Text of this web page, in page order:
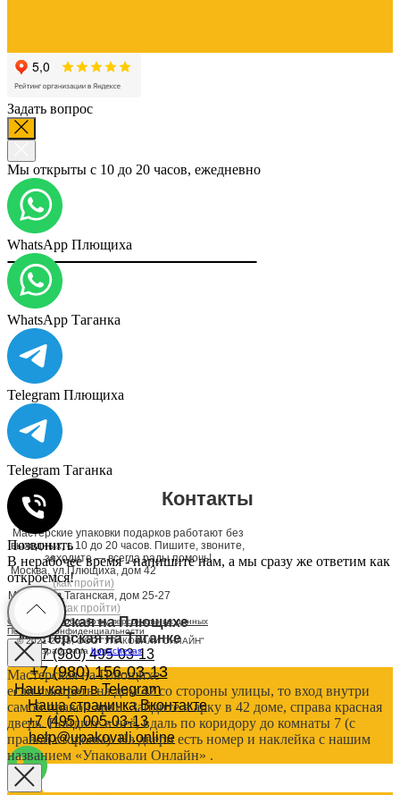
Контакты
Мастерские упаковки подарков работают без
выходных, с 10 до 20 часов. Пишите, звоните,
заходите — всегда рады помочь!
Москва, ул.Плющиха, дом 42
(как пройти)
Москва, ул.Таганская, дом 25-27
(как пройти)
Мастерская на Плющихе
Мастерская на Таганке
+7 (980) 495-03-13
+7 (980) 156-03-13
Наш канал в Telegram
Наша страничка Вконтакте
+7 (495) 005-03-13
help@upakovali.online
Согласие на обработку персональных данных
Политика конфиденциальности
© 2021-2025, ООО "УПАКОВАЛИ ОНЛАЙН"
Сайт разработала bogachevas
Задать вопрос
Мы открыты с 10 до 20 часов, ежедневно
WhatsApp Плющиха
WhatsApp Таганка
Telegram Плющиха
Telegram Таганка
Позвонить
В нерабочее время - напишите нам, а мы сразу же ответим как
откроемся!
Мастерская на Плющихе
если смотреть на дом 42 со стороны улицы, то вход внутри
самой правой арки. Зайдите в арку в 42 доме, справа красная
дверь. Войдите в неё, вдаль по коридору до комнаты 7 (с
правой стороны). На двери есть номер и наклейка с нашим
названием «Упаковали Онлайн» .